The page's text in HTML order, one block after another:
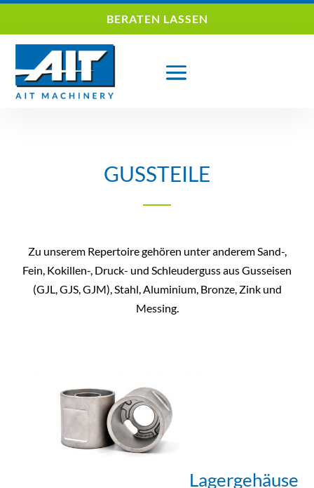
BERATEN LASSEN
GUSSTEILE
Zu unserem Repertoire gehören unter anderem Sand-,
Fein, Kokillen-, Druck- und Schleuderguss aus Gusseisen
(GJL, GJS, GJM), Stahl, Aluminium, Bronze, Zink und
Messing.
Lagergehäuse